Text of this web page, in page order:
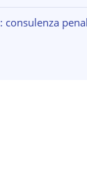
consulenza